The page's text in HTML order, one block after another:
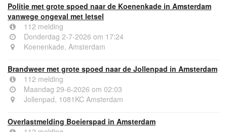
Politie met grote spoed naar de Koenenkade in Amsterdam
vanwege ongeval met letsel
112 melding
Donderdag 2-7-2026 om 17:24
Koenenkade, Amsterdam
Brandweer met grote spoed naar de Jollenpad in Amsterdam
112 melding
Maandag 29-6-2026 om 02:03
Jollenpad, 1081KC Amsterdam
Overlastmelding Boeierspad in Amsterdam